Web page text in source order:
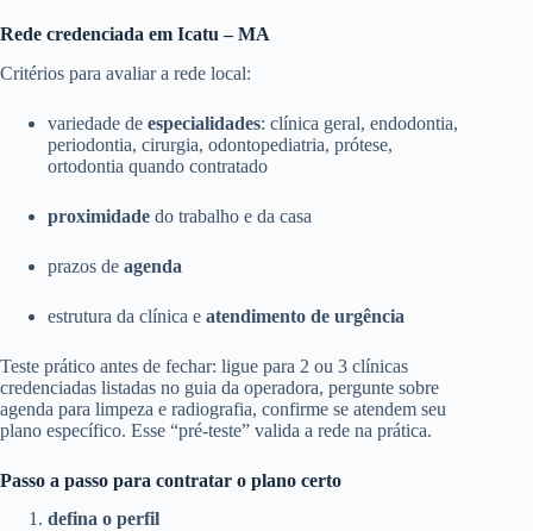
Rede credenciada em Icatu – MA
Critérios para avaliar a rede local:
variedade de especialidades: clínica geral, endodontia,
periodontia, cirurgia, odontopediatria, prótese,
ortodontia quando contratado
proximidade do trabalho e da casa
prazos de agenda
estrutura da clínica e atendimento de urgência
Teste prático antes de fechar: ligue para 2 ou 3 clínicas
credenciadas listadas no guia da operadora, pergunte sobre
agenda para limpeza e radiografia, confirme se atendem seu
plano específico. Esse “pré-teste” valida a rede na prática.
Passo a passo para contratar o plano certo
defina o perfil